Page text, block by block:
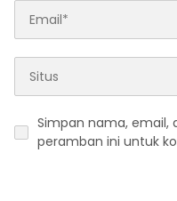
Simpan nama, email,
peramban ini untuk